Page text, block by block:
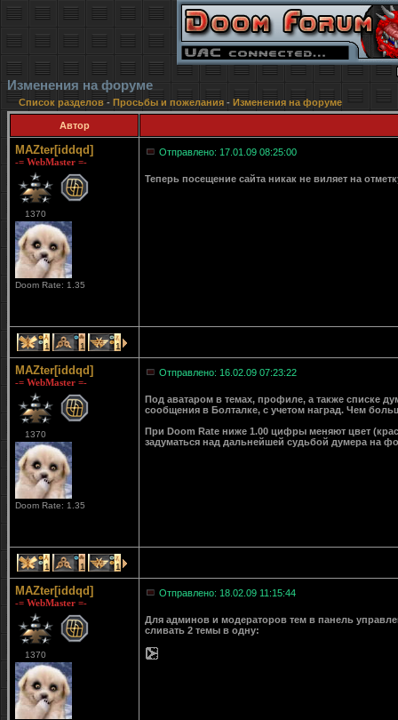
Изменения на форуме
Список разделов- Просьбы и пожелания - Изменения на форуме
Автор
MAZter[iddqd]
-= WebMaster =-
1370
Doom Rate: 1.35
Отправлено: 17.01.09 08:25:00
Теперь посещение сайта никак не виляет на
1 1 1
MAZter[iddqd]
-= WebMaster =-
1370
Doom Rate: 1.35
Отправлено: 16.02.09 07:23:22
Под аватаром в темах, профиле, а также списке
сообщения в Болталке, с учетом наград. Чем
При Doom Rate ниже 1.00 цифры меняют цвет
задуматься над дальнейшей судьбой думера на
1 1 1
MAZter[iddqd]
-= WebMaster =-
1370
Отправлено: 18.02.09 11:15:44
Для админов и модераторов тем в панель
сливать 2 темы в одну: